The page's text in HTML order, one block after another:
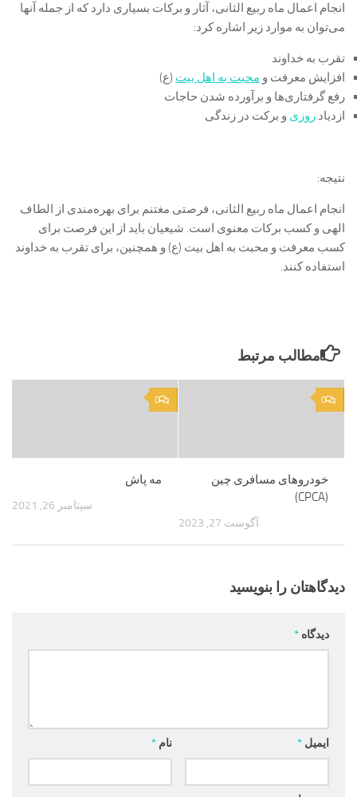
انجام اعمال ماه ربیع الثانی، آثار و برکات بسیاری دارد که از جمله آنها
می‌توان به موارد زیر اشاره کرد:
تقرب به خداوند
افزایش معرفت و محبت به اهل بیت (ع)
رفع گرفتاری‌ها و برآورده شدن حاجات
ازدیاد روزی و برکت در زندگی
نتیجه:
انجام اعمال ماه ربیع الثانی، فرصتی مغتنم برای بهره‌مندی از الطاف
الهی و کسب برکات معنوی است. شیعیان باید از این فرصت برای
کسب معرفت و محبت به اهل بیت (ع) و همچنین، برای تقرب به خداوند
استفاده کنند.
مطالب مرتبط
0
مه پاش
سپتامبر 26, 2021
0
خودروهای مسافری چین
(CPCA)
آگوست 27, 2023
دیدگاهتان را بنویسید
دیدگاه *
نام * ایمیل *